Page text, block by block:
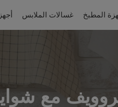
المطبخ غسالات الملابس
مع